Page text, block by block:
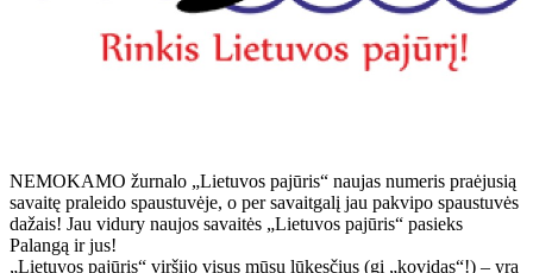
NEMOKAMO žurnalo „Lietuvos pajūris“ naujas numeris praėjusią
savaitę praleido spaustuvėje, o per savaitgalį jau pakvipo spaustuvės
dažais! Jau vidury naujos savaitės „Lietuvos pajūris“ pasieks
Palangą ir jus!
„Lietuvos pajūris“ viršijo visus mūsų lūkesčius (gi „kovidas“!) – yra